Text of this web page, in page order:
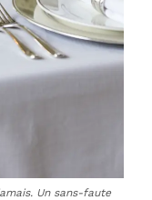
Un sans-faute